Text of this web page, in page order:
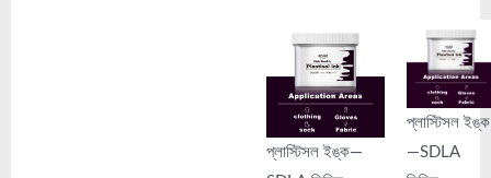
প্লাস্টিসল ইঙ্ক—
প্লাস্টিসল ইঙ্ক
—SDLA